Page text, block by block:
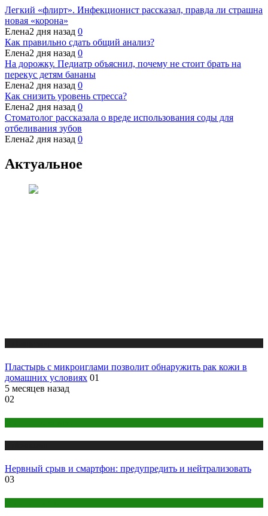
Легкий «флирт». Инфекционист рассказал, правда ли страшна
новая «корона»
Елена2 дня назад 0
Как правильно сдать общий анализ?
Елена2 дня назад 0
На дорожку. Педиатр объяснил, почему не стоит брать на
перекус детям бананы
Елена2 дня назад 0
Как снизить уровень стресса?
Елена2 дня назад 0
Стоматолог рассказала о вреде использования соды для
отбеливания зубов
Елена2 дня назад 0
Актуальное
Пластырь с микроиглами позволит обнаружить рак кожи в
домашних условиях 01
5 месяцев назад
02
Нервный срыв и смартфон: предупредить и нейтрализовать
03